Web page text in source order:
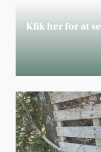
Klik her for at